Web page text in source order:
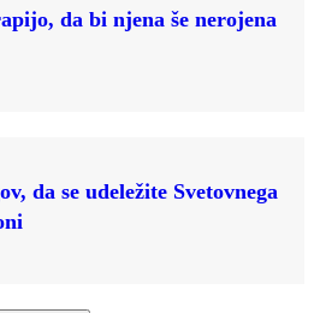
da bi njena še nerojena
da se udeležite Svetovnega